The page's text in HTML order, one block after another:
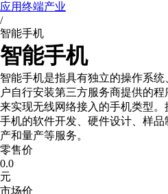
应用终端产业
/
智能手机
智能手机
智能手机是指具有独立的操作系
户自行安装第三方服务商提供的
来实现无线网络接入的手机类型
手机的软件开发、硬件设计、样
产和量产等服务。
零售价
0.0
元
市场价